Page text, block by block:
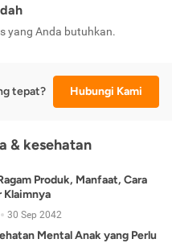
yang Anda butuhkan.
tepat? Hubungi Kami
& kesehatan
Produk, Manfaat, Cara
Klaimnya
30 Sep 2042
Mental Anak yang Perlu